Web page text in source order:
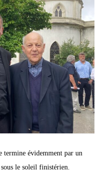
termine évidemment par un
le soleil finistérien.